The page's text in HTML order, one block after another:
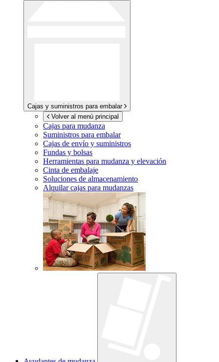
Cajas y suministros para embalar
Volver al menú principal
Cajas para mudanza
Suministros para embalar
Cajas de envío y suministros
Fundas y bolsas
Herramientas para mudanza y elevación
Cinta de embalaje
Soluciones de almacenamiento
Alquilar cajas para mudanzas